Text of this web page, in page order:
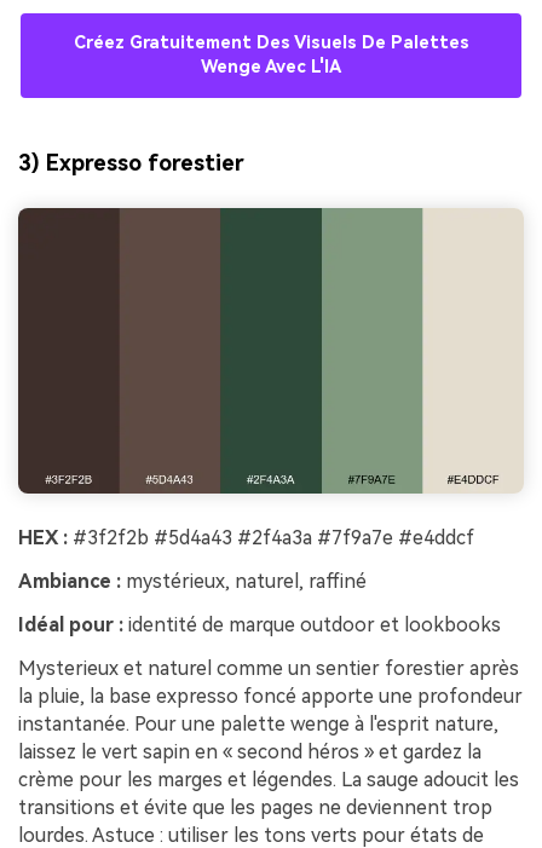
Créez Gratuitement Des Visuels De Palettes
Wenge Avec L'IA
3) Expresso forestier
HEX : #3f2f2b #5d4a43 #2f4a3a #7f9a7e #e4ddcf
Ambiance : mystérieux, naturel, raffiné
Idéal pour : identité de marque outdoor et lookbooks
Mysterieux et naturel comme un sentier forestier après
la pluie, la base expresso foncé apporte une profondeur
instantanée. Pour une palette wenge à l'esprit nature,
laissez le vert sapin en « second héros » et gardez la
crème pour les marges et légendes. La sauge adoucit les
transitions et évite que les pages ne deviennent trop
lourdes. Astuce : utiliser les tons verts pour états de